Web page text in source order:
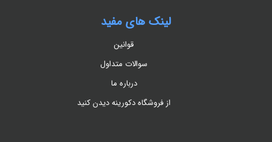
لینک های مفید
قوانین
سوالات متداول
درباره ما
از فروشگاه دکورینه دیدن کنید